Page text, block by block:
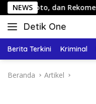
Langsung
ke
konten
NEWS Lumpia
Detik One
Tajam
Fakta
Berita Terkini Kriminal
Beranda Artikel